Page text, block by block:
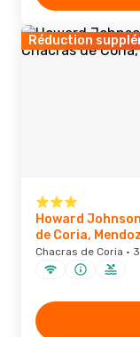
Réduction
Howard
de Coria,
Chacras de Coria ·